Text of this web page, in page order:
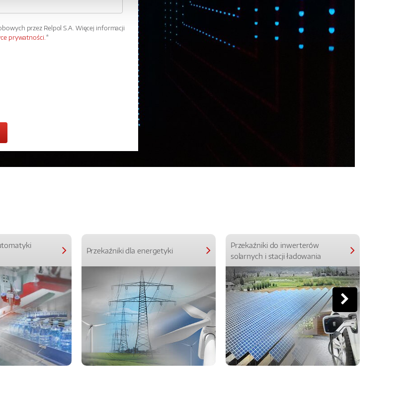
przez Relpol S.A. Więcej informacji
prywatności.*
Przekaźniki dla energetyki
Przekaźniki do inwerterów
solarnych i stacji ładowania